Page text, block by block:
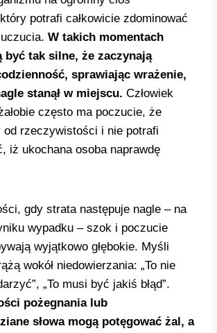
potrafi całkowicie zdominować
W takich momentach
być tak silne, że zaczynają
sprawiając wrażenie,
stanął w miejscu. Człowiek
często ma poczucie, że
od rzeczywistości i nie potrafi
iż ukochana osoba naprawdę
gdy strata następuje nagle – na
wypadku – szok i poczucie
wyjątkowo głębokie. Myśli
wokół niedowierzania: „To nie
„To musi być jakiś błąd”.
pożegnania lub
słowa mogą potęgować żal, a